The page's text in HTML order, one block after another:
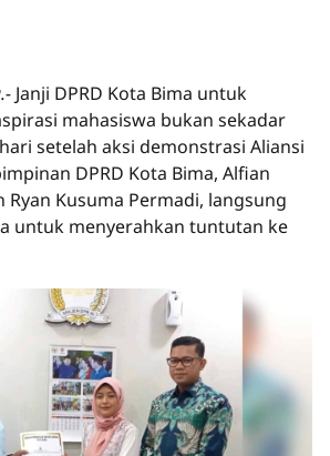
Janji DPRD Kota Bima untuk
mahasiswa bukan sekadar
setelah aksi demonstrasi Aliansi
DPRD Kota Bima, Alfian
Kusuma Permadi, langsung
untuk menyerahkan tuntutan ke